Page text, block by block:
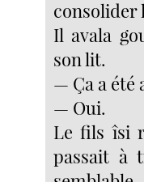
consolider
Il avala
son lit.
— Ça a été
— Oui.
Le fils îsi
passait à